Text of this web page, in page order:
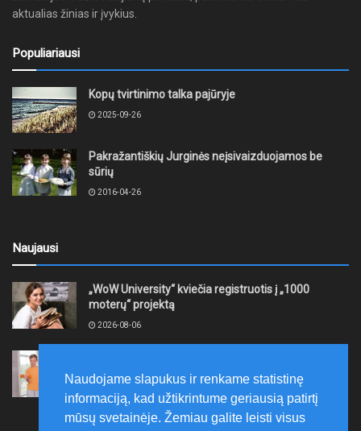
aktualias žinias ir įvykius.
Populiariausi
Kopų tvirtinimo talka pajūryje
2025-09-26
Pakražantiškių Jurginės neįsivaizduojamos be
sūrių
2016-04-26
Naujausi
„WoW University“ kviečia registruotis į „1000
moterų“ projektą
2026-08-06
neformaliojo mokinių sportinio ugdymo programas
2026-08-06
Naudojame slapukus ir renkame statistinę
informaciją, kad užtikrintume geriausią patirtį
mūsų svetainėje. Žemiau galite leisti visus